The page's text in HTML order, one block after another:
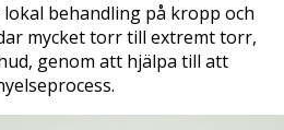
behandling på kropp och
mycket torr till extremt torr,
genom att hjälpa till att